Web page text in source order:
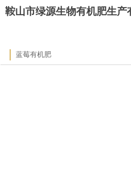
鞍山市绿源生物有机肥生产
蓝莓有机肥